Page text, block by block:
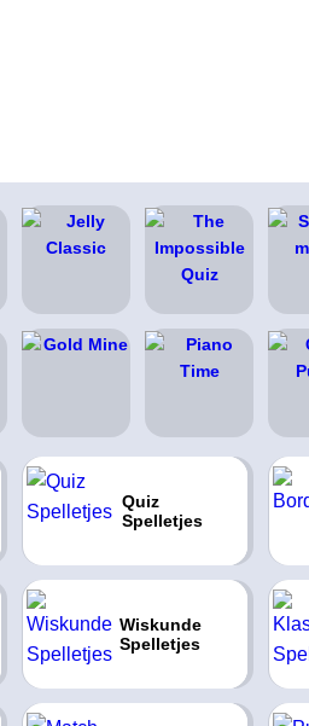
Quiz
Spelletjes
Wiskunde
Spelletjes